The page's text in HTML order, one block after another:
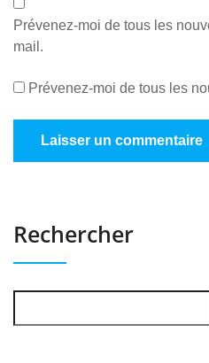
Prévenez-moi de tous les
mail.
Prévenez-moi de tous les
Rechercher